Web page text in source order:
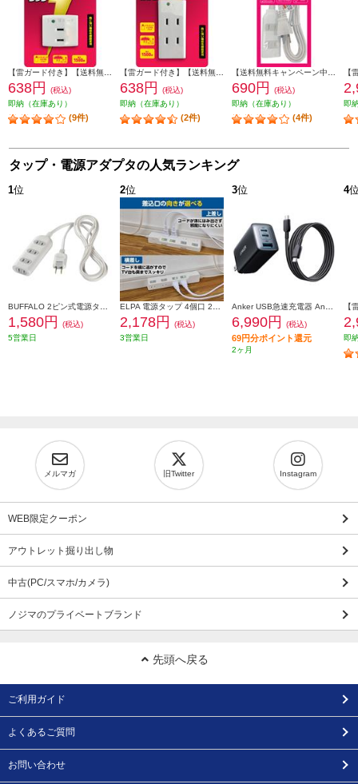
638円
(税込)
即納（在庫あり）
(9件)
638円
(税込)
即納（在庫あり）
(2件)
690円
(税込)
即納（在庫あり）
(4件)
即
タップ・電源アダプタの人気ランキング
1位
1,580円
(税込)
5営業日
2位
2,178円
(税込)
3営業日
3位
6,990円 (税込)
69円分ポイント還元
2ヶ月
4
即
メルマガ 旧Twitter Instagram
WEB限定クーポン
アウトレット掘り出し物
中古(PC/スマホ/カメラ)
ノジマのプライベートブランド
先頭へ戻る
ご利用ガイド
よくあるご質問
お問い合わせ